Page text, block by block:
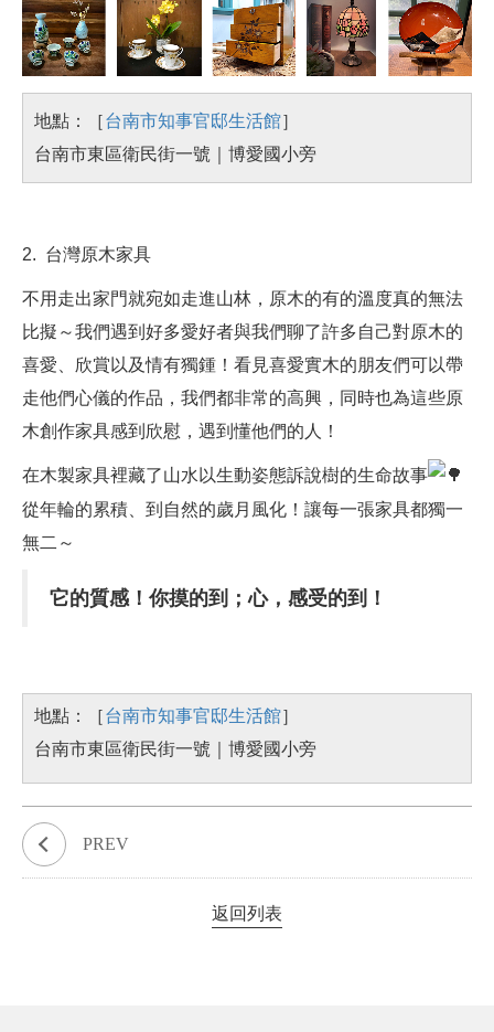
地點：［台南市知事官邸生活館］
台南市東區衛民街一號｜博愛國小旁
2. 台灣原木家具
不用走出家門就宛如走進山林，原木的有的溫度真的無法
比擬～我們遇到好多愛好者與我們聊了許多自己對原木的
喜愛、欣賞以及情有獨鍾！看見喜愛實木的朋友們可以帶
走他們心儀的作品，我們都非常的高興，同時也為這些原
木創作家具感到欣慰，遇到懂他們的人！
在木製家具裡藏了山水以生動姿態訴說樹的生命故事
從年輪的累積、到自然的歲月風化！讓每一張家具都獨一
無二～
它的質感！你摸的到；心，感受的到！
地點：［台南市知事官邸生活館］
台南市東區衛民街一號｜博愛國小旁
PREV
返回列表